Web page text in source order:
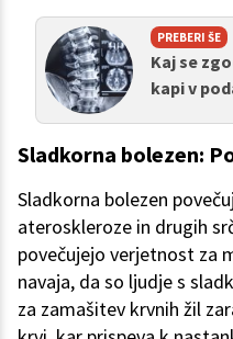
PREBERI ŠE
Kaj se
kapi v
Sladkorna bolezen:
Sladkorna bolezen
ateroskleroze in drugih
povečujejo verjetnost za
navaja, da so ljudje s
za zamašitev krvnih žil